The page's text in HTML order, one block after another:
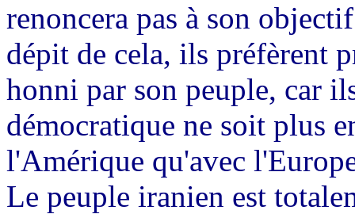
renoncera pas à son
dépit de cela, ils préfèrent
honni par son peuple, car
démocratique ne soit plus
l'Amérique qu'avec
Le peuple iranien est